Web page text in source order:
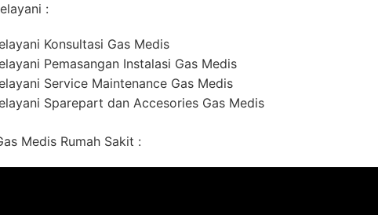
:
Konsultasi Gas Medis
Pemasangan Instalasi Gas Medis
Service Maintenance Gas Medis
Sparepart dan Accesories Gas Medis
Medis Rumah Sakit :